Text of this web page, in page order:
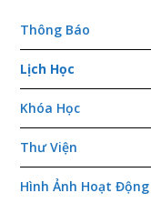
Thông Báo
Lịch Học
Khóa Học
Thư Viện
Hình Ảnh Hoạt Động